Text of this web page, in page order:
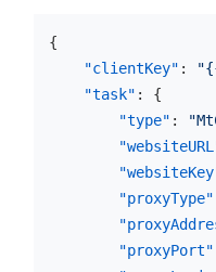
{
"clientKey" :
"task" :
{
"type" :
"proxyType"
"proxyPort"